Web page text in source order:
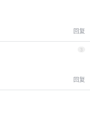
回复
3
回复